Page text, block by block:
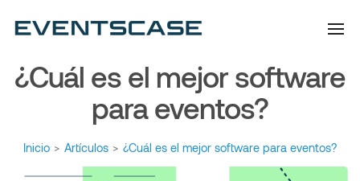
¿Cuál es el mejor software
para eventos?
Inicio > Artículos > ¿Cuál es el mejor software para eventos?